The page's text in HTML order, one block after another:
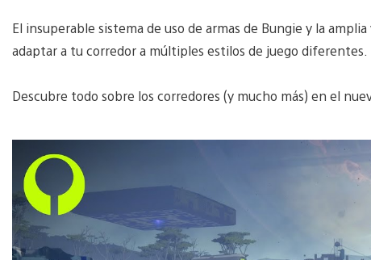
El insuperable sistema de uso de armas de Bungie y la
adaptar a tu corredor a múltiples estilos de juego diferentes.
Descubre todo sobre los corredores (y mucho más) en el